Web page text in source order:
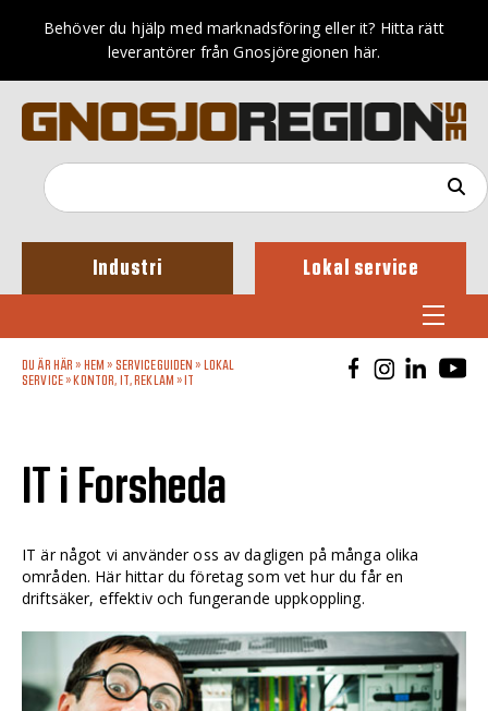
Behöver du hjälp med marknadsföring eller it? Hitta rätt
leverantörer från Gnosjöregionen här.
Industri Lokal service
DU ÄR HÄR » HEM » SERVICEGUIDEN »
LOKAL
SERVICE» KONTOR, IT, REKLAM » IT
IT i Forsheda
IT är något vi använder oss av dagligen på många olika
områden. Här hittar du företag som vet hur du får en
driftsäker, effektiv och fungerande uppkoppling.